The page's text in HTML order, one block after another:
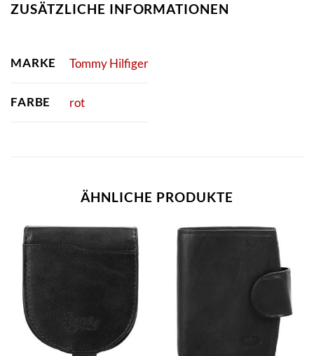
ZUSÄTZLICHE INFORMATIONEN
MARKE Tommy Hilfiger
FARBE rot
ÄHNLICHE PRODUKTE